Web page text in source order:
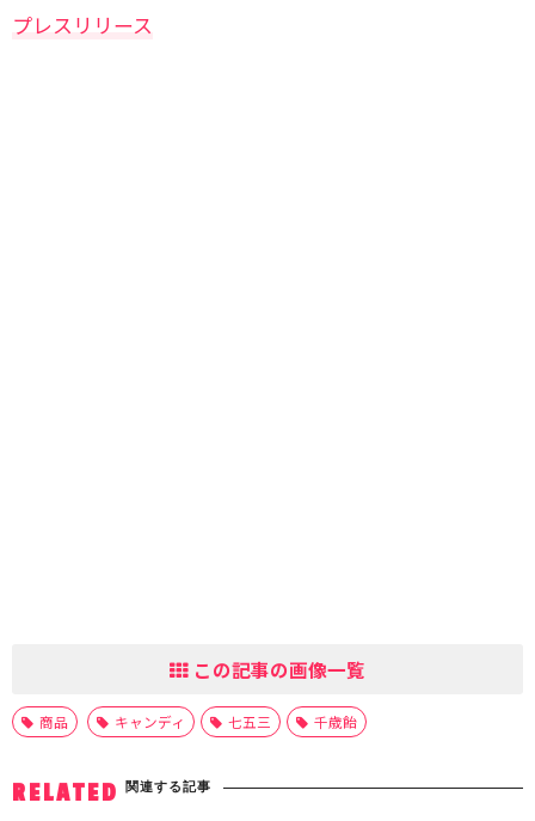
プレスリリース
この記事の画像一覧
商品 キャンディ 七五三 千歳飴
RELATED 関連する記事